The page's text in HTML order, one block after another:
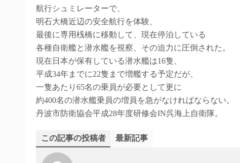
航行シュミレーターで、
明石大橋近辺の安全航行を体験、
最後に専用桟橋に移動して、現在停泊している
各種自衛艦と潜水艦を視察、その迫力に圧倒された。
現在日本が保有している潜水艦は16隻、
平成34年までに22隻まで増艦する予定だが、
一隻あたり65名の乗員が必要として更に
約400名の潜水艦乗員の増員を急がなければならない。
丹波市防衛協会平成28年度研修会IN呉海上自衛隊。
この記事の投稿者 最新記事